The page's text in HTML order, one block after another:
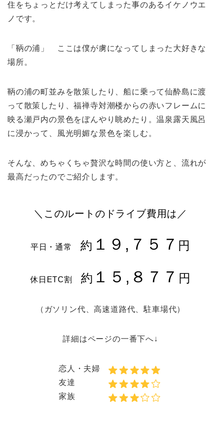
住をちょっとだけ考えてしまった事のあるイケノウエ
ノです。
「鞆の浦」 ここは僕が虜になってしまった大好きな
場所。
鞆の浦の町並みを散策したり、船に乗って仙酔島に渡
って散策したり、福禅寺対潮楼からの赤いフレームに
映る瀬戸内の景色をぼんやり眺めたり。温泉露天風呂
に浸かって、風光明媚な景色を楽しむ。
そんな、めちゃくちゃ贅沢な時間の使い方と、流れが
最高だったのでご紹介します。
＼このルートのドライブ費用は／
平日・通常 約 １９,７５７ 円
休日ETC割 約 １５,８７７ 円
（ガソリン代、高速道路代、駐車場代）
詳細はページの一番下へ↓
恋人・夫婦
友達
家族